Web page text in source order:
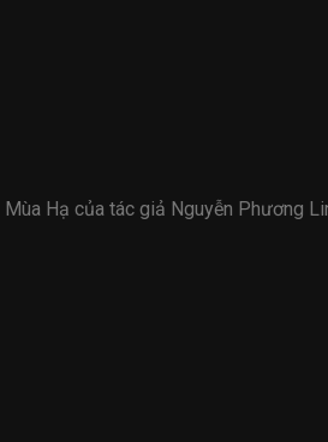
Hạ của tác giả Nguyễn Phương